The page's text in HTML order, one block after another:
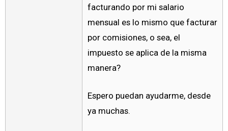
facturando por mi salario
mensual es lo mismo que facturar
por comisiones, o sea, el
impuesto se aplica de la misma
manera?
Espero puedan ayudarme, desde
ya muchas.